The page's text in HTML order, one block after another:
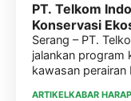
PT. Telkom
Konservasi
Kawasan
Serang – PT.
jalankan program
kawasan perairan
ARTIKELKABAR